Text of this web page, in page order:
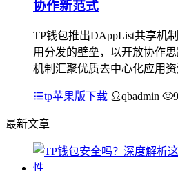
协作新范式
TP钱包推出DAppList共享机
用分发的壁垒，以开放协作
机制汇聚优质去中心化应用
tp苹果版下载 qbadmin
最新文章